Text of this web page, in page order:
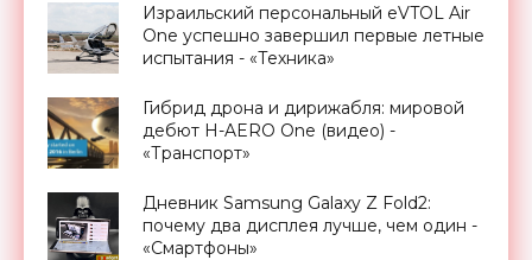
Израильский персональный eVTOL Air
One успешно завершил первые летные
испытания - «Техника»
Гибрид дрона и дирижабля: мировой
дебют H-AERO One (видео) -
«Транспорт»
Дневник Samsung Galaxy Z Fold2:
почему два дисплея лучше, чем один -
«Смартфоны»